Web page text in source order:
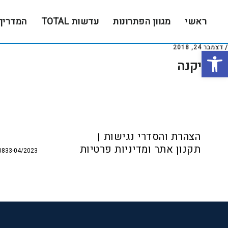
פתח סרגל נגישות
footerראשי מגוון הפתרונות עדשות TOTAL
/ דצמבר 24, 2018
אופטיקנה
Footer
הצהרת והסדרי נגישות
תקנון אתר ומדיניות פרטיות
04/2023